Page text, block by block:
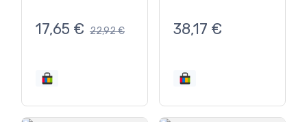
17,65 € 22,92€ 38,17 €